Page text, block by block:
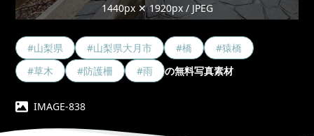
1440px ✕ 1920px / JPEG
#山梨県 #山梨県大月市 #橋
#猿橋
#草木
#防護柵 #雨 の無料写真素材
IMAGE-838